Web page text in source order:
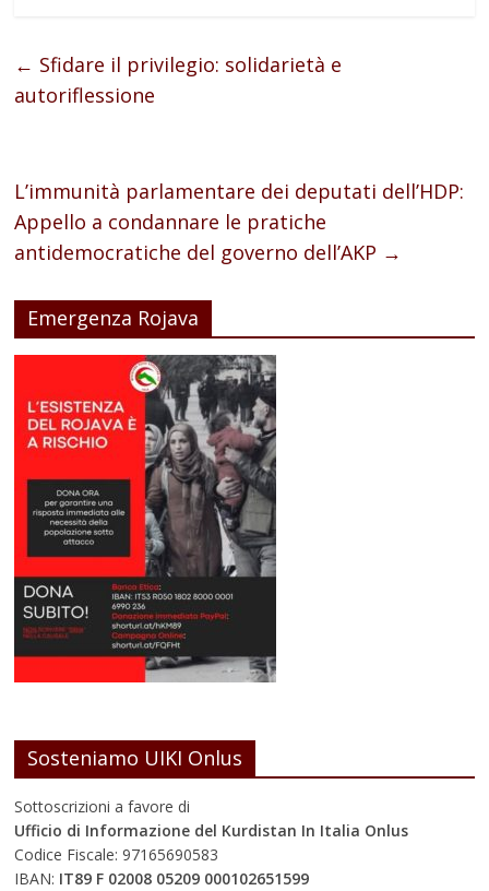
← Sfidare il privilegio: solidarietà e
autoriflessione
L’immunità parlamentare dei deputati dell’HDP:
Appello a condannare le pratiche
antidemocratiche del governo dell’AKP →
Emergenza Rojava
Sosteniamo UIKI Onlus
Sottoscrizioni a favore di
Ufficio di Informazione del Kurdistan In Italia Onlus
Codice Fiscale: 97165690583
IBAN: IT89 F 02008 05209 000102651599